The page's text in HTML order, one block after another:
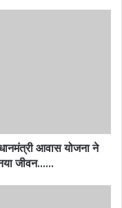
आवास योजना ने
जीवन……